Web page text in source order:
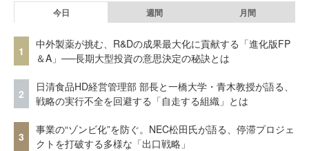
今日 週間 月間
1
中外製薬が挑む、R&Dの成果最大化に貢献する「進化版FP
＆A」──長期大型投資の意思決定の秘訣とは
2
日清食品HD経営管理部 部長と一橋大学・青木教授が語る、
戦略の実行不全を回避する「自走する組織」とは
3
事業の“ゾンビ化”を防ぐ。NEC松田氏が語る、停滞プロジェ
クトを打破する多様な「出口戦略」